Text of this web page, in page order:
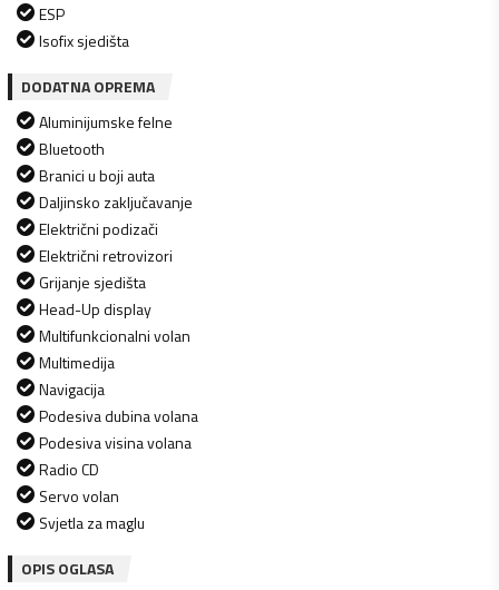
ESP
Isofix sjedišta
DODATNA OPREMA
Aluminijumske felne
Bluetooth
Branici u boji auta
Daljinsko zaključavanje
Električni podizači
Električni retrovizori
Grijanje sjedišta
Head-Up display
Multifunkcionalni volan
Multimedija
Navigacija
Podesiva dubina volana
Podesiva visina volana
Radio CD
Servo volan
Svjetla za maglu
OPIS OGLASA